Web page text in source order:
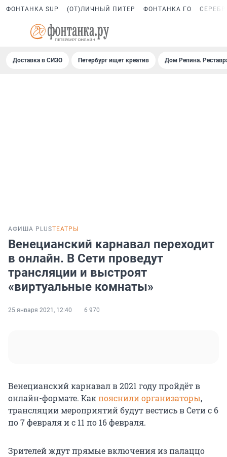
ФОНТАНКА SUP (ОТ)ЛИЧНЫЙ ПИТЕР ФОНТАНКА ГО
Доставка в СИЗО Петербург ищет креатив Дом Репина.
АФИША PLUSТЕАТРЫ
Венецианский карнавал переходит
в онлайн. В Сети проведут
трансляции и выстроят
«виртуальные комнаты»
25 января 2021, 12:40 6 970
Венецианский карнавал в 2021 году пройдёт в
онлайн-формате. Какпояснили организаторы,
трансляции мероприятий будут вестись в Сети с 6
по 7 февраля и с 11 по 16 февраля.
Зрителей ждут прямые включения из палаццо